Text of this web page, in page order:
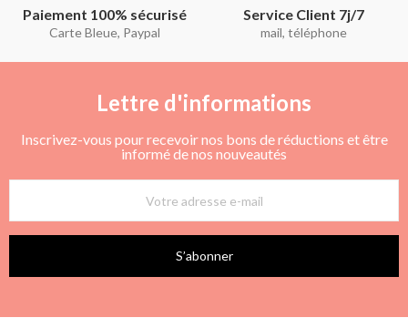
Paiement 100% sécurisé
Carte Bleue, Paypal
Service Client 7j/7
mail, téléphone
Lettre d'informations
Inscrivez-vous pour recevoir nos bons de réductions et être
informé de nos nouveautés
S’abonner